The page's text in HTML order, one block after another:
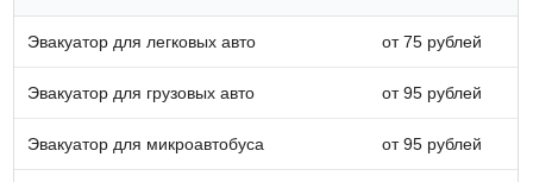
Эвакуатор для легковых авто от 75 рублей
Эвакуатор для грузовых авто от 95 рублей
Эвакуатор для микроавтобуса от 95 рублей